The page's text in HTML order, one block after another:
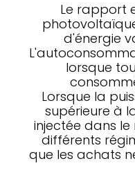
Le rapport
d'énergie
lorsque
Lorsque la
supérieure à
injectée dans
différents
que les achats